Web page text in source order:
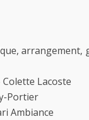
arrangement,
Lacoste
Portier
Ambiance